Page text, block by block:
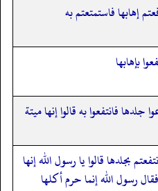
إهابها فاستمتعتم به
بإهابها
جلدها فانتفعوا به قالوا إنها ميتة
بجلدها قالوا يا رسول الله إنها
رسول الله إنما حرم أكلها